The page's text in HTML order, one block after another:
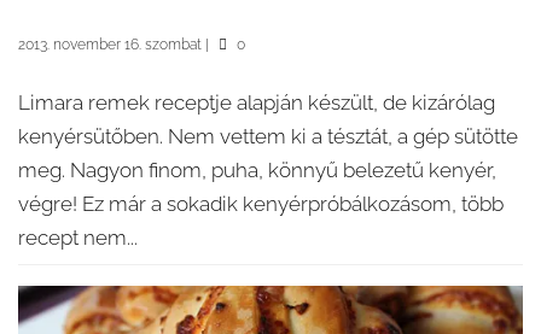
2013. november 16. szombat 0
Limara remek receptje alapján készült, de kizárólag
kenyérsütőben. Nem vettem ki a tésztát, a gép sütötte
meg. Nagyon finom, puha, könnyű belezetű kenyér,
végre! Ez már a sokadik kenyérpróbálkozásom, több
recept nem...